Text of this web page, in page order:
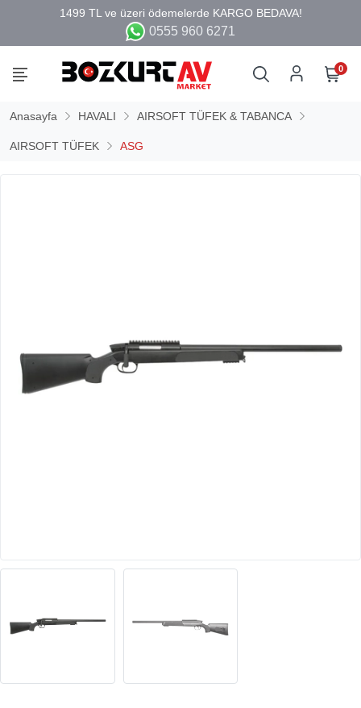
0555 960 6271
0
Anasayfa HAVALI AIRSOFT TÜFEK & TABANCA
AIRSOFT TÜFEK ASG